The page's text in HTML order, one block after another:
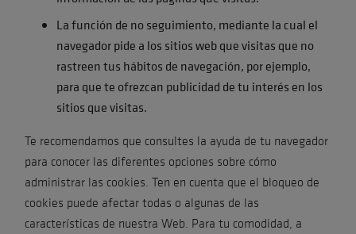
La función de no seguimiento, mediante la cual el
navegador pide a los sitios web que visitas que no
rastreen tus hábitos de navegación, por ejemplo,
para que te ofrezcan publicidad de tu interés en los
sitios que visitas.
Te recomendamos que consultes la ayuda de tu navegador
para conocer las diferentes opciones sobre cómo
administrar las cookies. Ten en cuenta que el bloqueo de
cookies puede afectar todas o algunas de las
características de nuestra Web. Para tu comodidad, a